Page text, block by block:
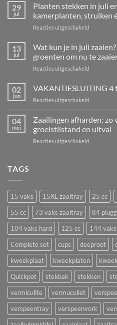
29
jul
Planten stekken in juli
kamerplanten, struiken
Reacties uitgeschakeldvoor
stekken
in
juli
en
tuinplanten,
struiken
aardbeien
13
jul
Wat kun je in juli
groenten om nu te
Reacties uitgeschakeldvoor
kun
je
in
zaaien?
De
bloemen
zaaien
in
een
zaaitray
02
jun
VAKANTIESLUITING 4
Reacties uitgeschakeldvoor
t/m
29
juni!
04
mei
Zaailingen afharden: zo
groeistilstand en uitval
Reacties uitgeschakeldvoor
plantstress,
en
uitval
TAGS
15 vaks 15XL zaaitray 25 cc
55 cc
73 vaks zaaitray 84
104 vaks hard
125 cc 144 vaks
Complete set
cups deeproot
kweekplaat
kweekplaten
Quickpot
stekbak stekken
vermiculite
vermuculiet
verspeentray
verspeenvork